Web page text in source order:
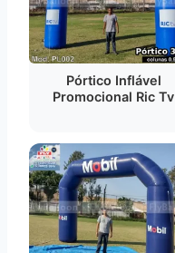
Pórtico Inflável
Promocional Ric Tv